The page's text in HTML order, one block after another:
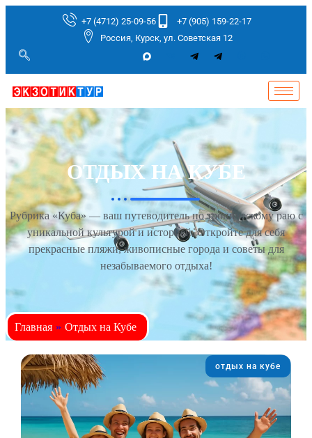
+7 (4712) 25-09-56
+7 (905) 159-22-17
Россия, Курск, ул. Советская 12
ОТДЫХ НА КУБЕ
Рубрика «Куба» — ваш путеводитель по тропическому раю с
уникальной культурой и историей. Откройте для себя
прекрасные пляжи, живописные города и советы для
незабываемого отдыха!
Главная » Отдых на Кубе
отдых на кубе